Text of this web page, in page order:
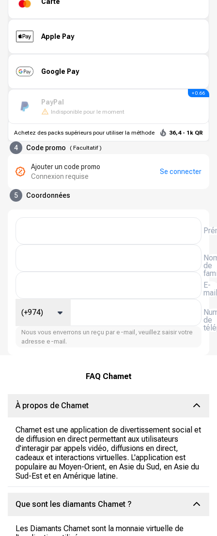
Apple Pay
Google Pay
PayPal
Indisponible pour le moment
+ 0.66
Achetez des packs supérieurs pour utiliser la méthode 36,4 - 1k QR
4 Code promo ( Facultatif)
Ajouter un code promo
Connexion requise
Se connecter
5 Coordonnées
de
E-
mail
de
(+974)
Nous vous enverrons un reçu par e-mail, veuillez saisir votre
adresse e-mail.
FAQ Chamet
À propos de Chamet
Chamet est une application de divertissement social et
de diffusion en direct permettant aux utilisateurs
d'interagir par appels vidéo, diffusions en direct,
cadeaux et interactions virtuelles. L'application est
populaire au Moyen-Orient, en Asie du Sud, en Asie du
Sud-Est et en Amérique latine.
Que sont les diamants Chamet ?
Les Diamants Chamet sont la monnaie virtuelle de